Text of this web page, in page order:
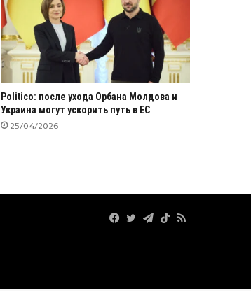
Politico: после ухода Орбана Молдова и
Украина могут ускорить путь в ЕС
25/04/2026
Facebook
Twitter
Telegram
TikTok
RSS